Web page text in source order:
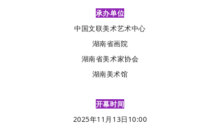
承办单位
中国文联美术艺术中心
湖南省画院
湖南省美术家协会
湖南美术馆
开幕时间
2025年11月13日10:00